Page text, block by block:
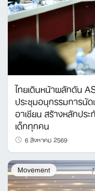
ไทยเดินหน้าผลักดัน
ประชุมอนุกรรมการนั
อาเซียน สร้างหลักปร
เด็กทุกคน
6 สิงหาคม 2569
Movement